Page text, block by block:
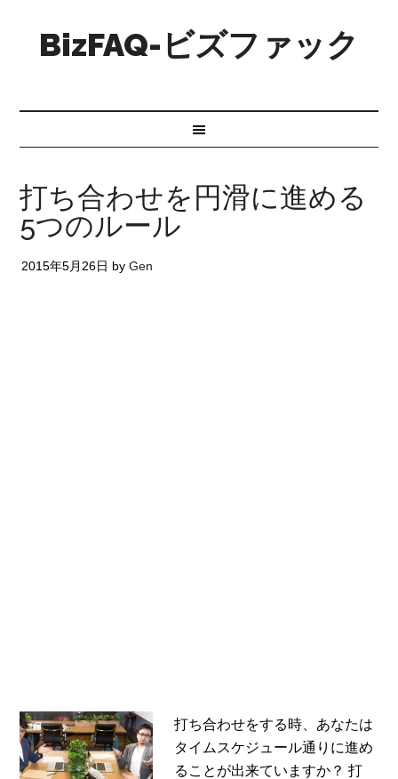
BizFAQ-ビズファック
打ち合わせを円滑に進める
5つのルール
2015年5月26日 byGen
打ち合わせをする時、あなたは
タイムスケジュール通りに進め
ることが出来ていますか？ 打